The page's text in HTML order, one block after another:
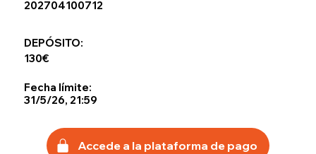
202704100712
DEPÓSITO:
130€
Fecha límite:
31/5/26, 21:59
Accede a la plataforma de pago